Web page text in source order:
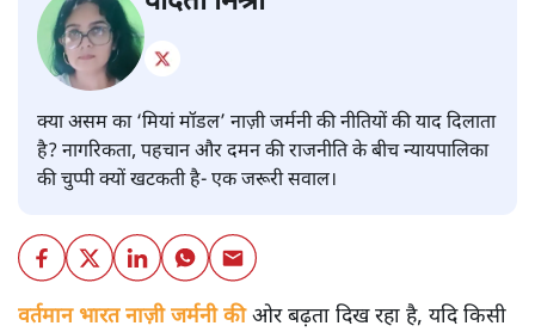
क्या असम का ‘मियां मॉडल’ नाज़ी जर्मनी की नीतियों की याद दिलाता
है? नागरिकता, पहचान और दमन की राजनीति के बीच न्यायपालिका
की चुप्पी क्यों खटकती है- एक जरूरी सवाल।
वर्तमान भारत नाज़ी जर्मनी कीओर बढ़ता दिख रहा है, यदि किसी